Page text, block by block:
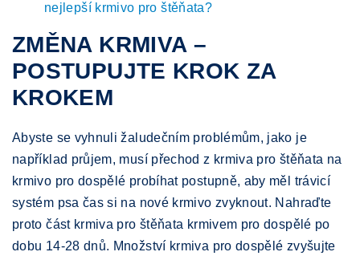
nejlepší krmivo pro štěňata?
ZMĚNA KRMIVA –
POSTUPUJTE KROK ZA
KROKEM
Abyste se vyhnuli žaludečním problémům, jako je
například průjem, musí přechod z krmiva pro štěňata na
krmivo pro dospělé probíhat postupně, aby měl trávicí
systém psa čas si na nové krmivo zvyknout. Nahraďte
proto část krmiva pro štěňata krmivem pro dospělé po
dobu 14-28 dnů. Množství krmiva pro dospělé zvyšujte